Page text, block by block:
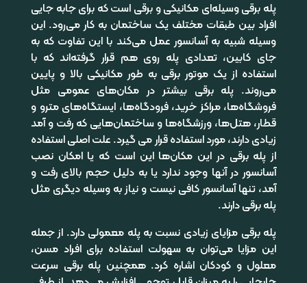
پله برقی وسیله‌ای مکانیکی و برقی است که برای جابه جایی
افراد بین طبقات مختلف یک ساختمان به کار می‌رود. این
وسیله شبیه به آسانسور عمل می‌کند با این تفاوت که به
جای کابین، تعدادی پله روی هم قرار گرفته‌اند که با
استفاده از یک موتور برقی به طور مکانیکی بالا و پایین
می‌روند. پله برقی بیشتر در مکان‌های عمومی مثل
فروشگاه‌ها، مراکز خرید، فرودگاه‌ها، ایستگاه‌های مترو و
قطار، هتل‌ها، ورزشگاه‌ها و ساختمان‌هایی که رفت و آمد
زیادی دارند، مورد استفاده قرار می گیرد. علت اصلی استفاده
از پله برقی در این مکان‌ها این است که یا امکان نصب
آسانسور در آنها وجود ندارد یا به دلیل حجم بالای رفت و
آمد، تنها آسانسور کافی نیست و نیاز به وسیله دیگری مثل
پله برقی دارند.
پله برقی مزایای زیادی نسبت به پله معمولی دارد. از جمله
این مزایا می‌توان به سهولت استفاده برای افراد مسن،
معلول و کودکان اشاره کرد. همچنین پله برقی سرعت